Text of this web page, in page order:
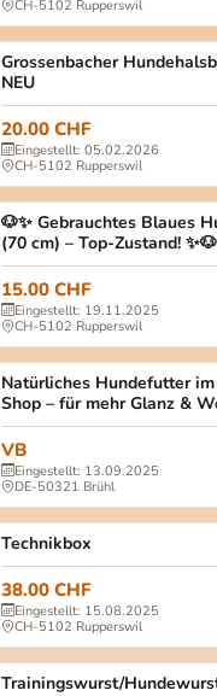
CH-5102 Rupperswil
Grossenbacher
NEU
20.00 CHF
Eingestellt: 05.02.2026
CH-5102 Rupperswil
🐶✨ Gebrauchtes Blaues
(70 cm) – Top-Zustand! ✨🐶
15.00 CHF
Eingestellt: 19.11.2025
CH-5102 Rupperswil
Natürliches Hundefutter
Shop – für mehr Glanz &
VB
Eingestellt: 13.09.2025
DE-50321 Brühl
Technikbox
38.00 CHF
Eingestellt: 15.08.2025
CH-5102 Rupperswil
Trainingswurst/